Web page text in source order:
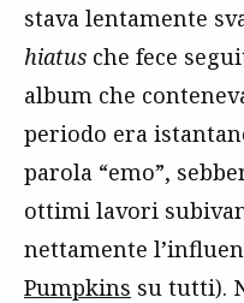
stava lentamente
hiatus che fece
album che
periodo era
parola “emo”,
ottimi lavori
nettamente
Pumpkins su tutti).